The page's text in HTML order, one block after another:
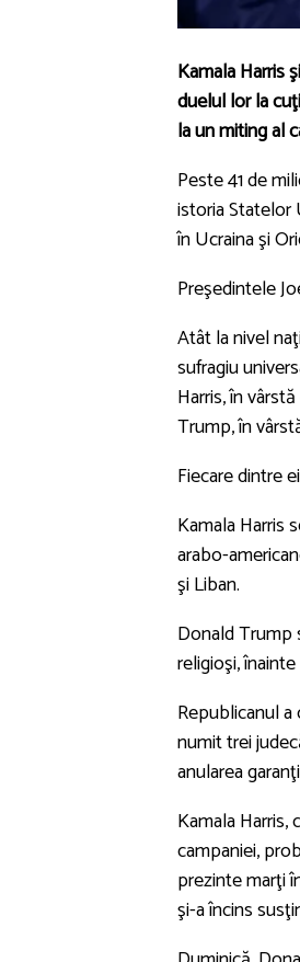
Kamala Harris
duelul lor la
la un miting al
Peste 41 de
istoria Statelor
în Ucraina şi
Preşedintele
Atât la nivel
sufragiu
Harris, în
Trump, în
Fiecare dintre
Kamala Harris
arabo-
şi Liban.
Donald Trump
religioşi,
Republicanul
numit trei
anularea
Kamala
campaniei,
prezinte marţi
şi-a încins